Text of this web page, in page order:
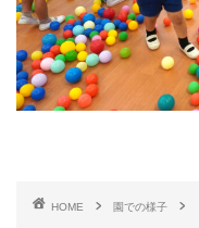
HOME 園での様子